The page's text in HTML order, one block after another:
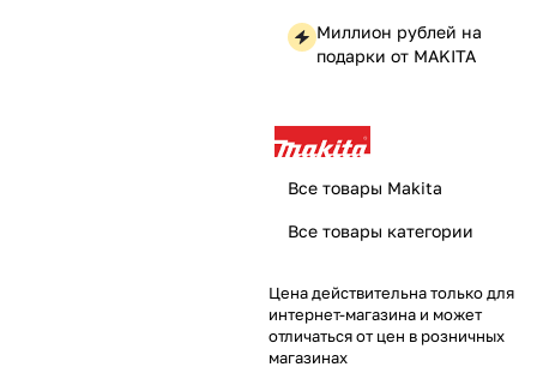
Миллион рублей на
подарки от MAKITA
Все товары Makita
Все товары категории
Цена действительна только для
интернет-магазина и может
отличаться от цен в розничных
магазинах
% будут
каждые 2 недели